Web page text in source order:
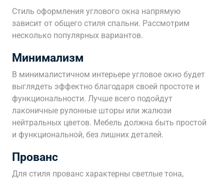
Стиль оформления углового окна напрямую
зависит от общего стиля спальни. Рассмотрим
несколько популярных вариантов.
Минимализм
В минималистичном интерьере угловое окно будет
выглядеть эффектно благодаря своей простоте и
функциональности. Лучше всего подойдут
лаконичные рулонные шторы или жалюзи
нейтральных цветов. Мебель должна быть простой
и функциональной, без лишних деталей.
Прованс
Для стиля прованс характерны светлые тона,